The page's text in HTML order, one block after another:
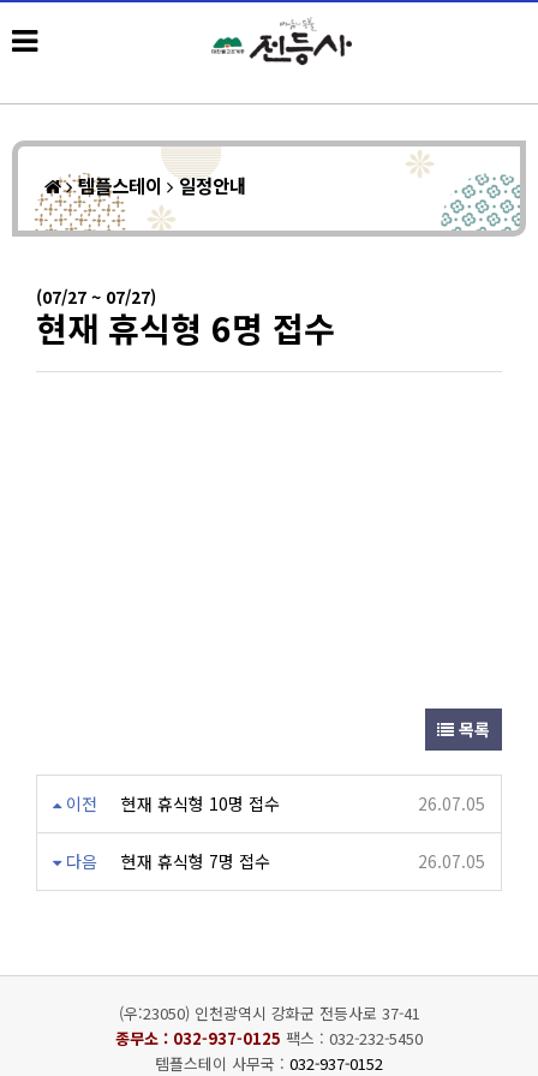
템플스테이 일정안내
(07/27 ~ 07/27)
현재 휴식형 6명 접수
목록
이전 현재 휴식형 10명 접수 26.07.05
다음 현재 휴식형 7명 접수 26.07.05
(우:23050) 인천광역시 강화군 전등사로 37-41
종무소 : 032-937-0125 팩스 : 032-232-5450
템플스테이 사무국 : 032-937-0152